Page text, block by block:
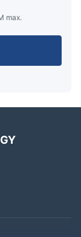
max.